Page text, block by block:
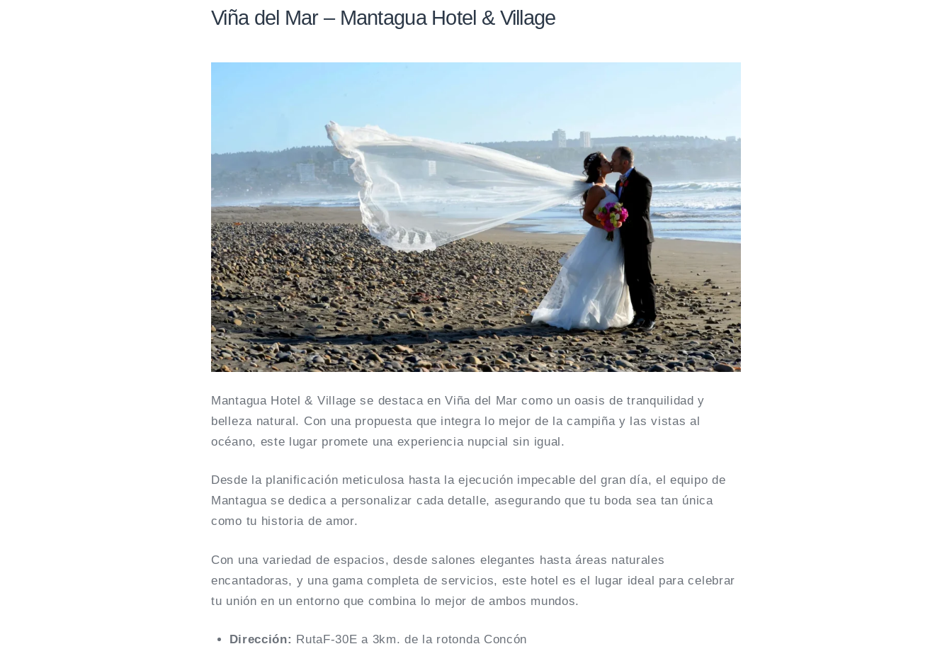
Viña del Mar – Mantagua Hotel & Village
Mantagua Hotel & Village se destaca en Viña del Mar como un oasis de tranquilidad y
belleza natural. Con una propuesta que integra lo mejor de la campiña y las vistas al
océano, este lugar promete una experiencia nupcial sin igual.
Desde la planificación meticulosa hasta la ejecución impecable del gran día, el equipo de
Mantagua se dedica a personalizar cada detalle, asegurando que tu boda sea tan única
como tu historia de amor.
Con una variedad de espacios, desde salones elegantes hasta áreas naturales
encantadoras, y una gama completa de servicios, este hotel es el lugar ideal para celebrar
tu unión en un entorno que combina lo mejor de ambos mundos.
Dirección: RutaF-30E a 3km. de la rotonda Concón